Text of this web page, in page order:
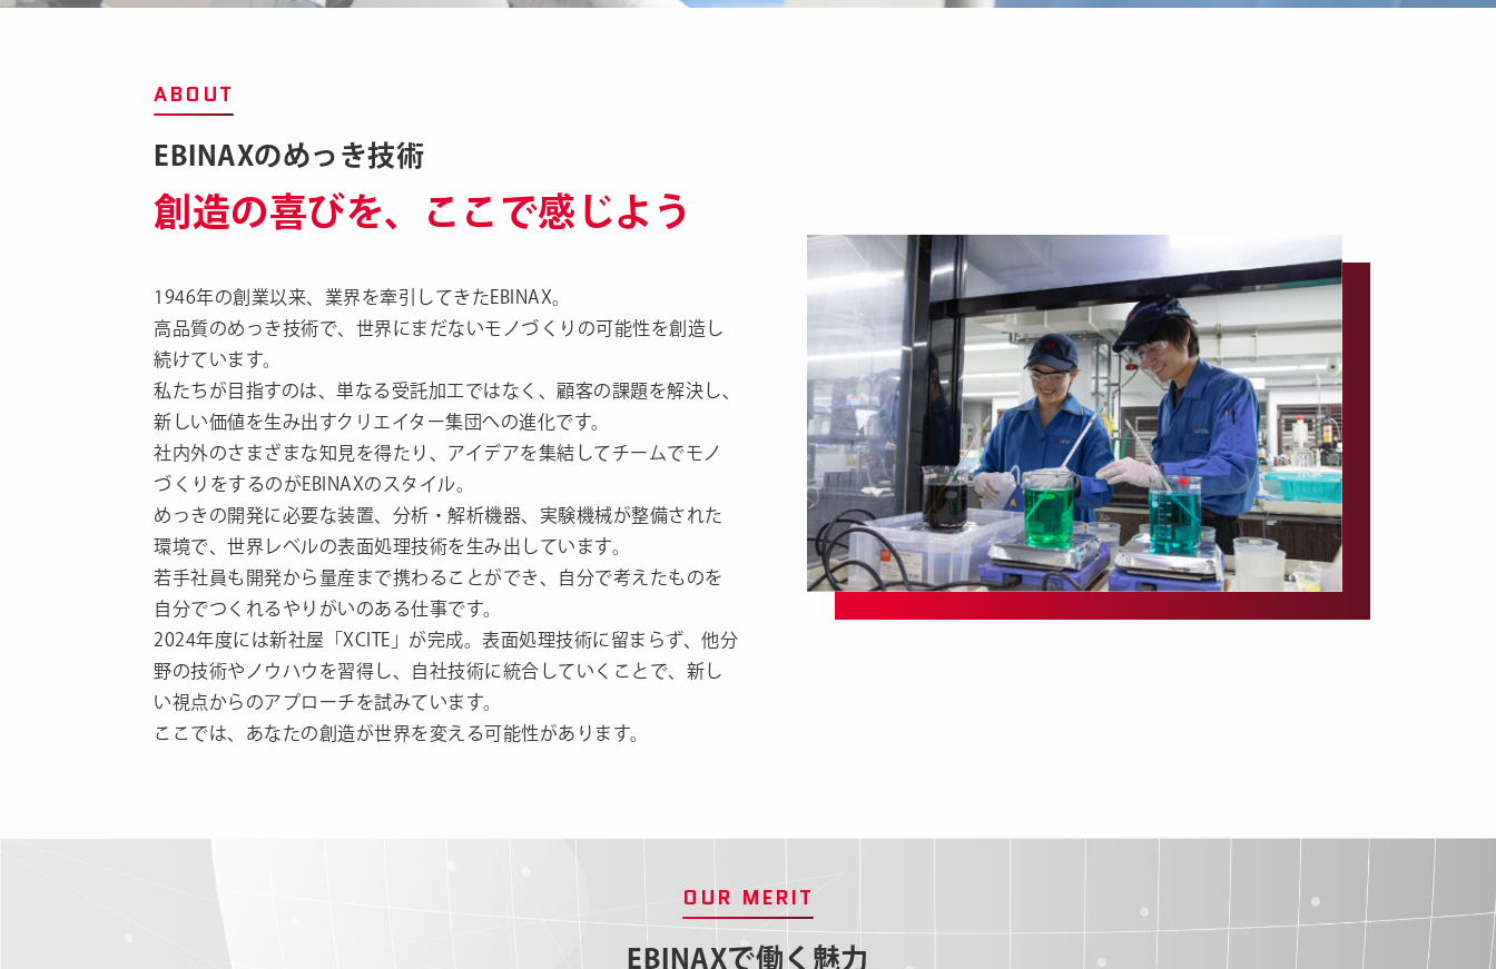
ABOUT
EBINAXのめっき技術
創造の喜びを、 ここで感じよう
1946年の創業以来、業界を牽引してきたEBINAX。
高品質のめっき技術で、世界にまだないモノづくりの可能性を創造し
続けています。
私たちが目指すのは、単なる受託加工ではなく、顧客の課題を解決し、
新しい価値を生み出すクリエイター集団への進化です。
社内外のさまざまな知見を得たり、アイデアを集結してチームでモノ
づくりをするのがEBINAXのスタイル。
めっきの開発に必要な装置、分析・解析機器、実験機械が整備された
環境で、世界レベルの表面処理技術を生み出しています。
若手社員も開発から量産まで携わることができ、自分で考えたものを
自分でつくれるやりがいのある仕事です。
2024年度には新社屋「XCITE」が完成。表面処理技術に留まらず、他分
野の技術やノウハウを習得し、自社技術に統合していくことで、新し
い視点からのアプローチを試みています。
ここでは、あなたの創造が世界を変える可能性があります。
OUR MERIT
EBINAXで働く魅力